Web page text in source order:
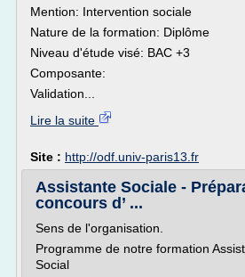
Mention: Intervention sociale
Nature de la formation: Diplôme
Niveau d'étude visé: BAC +3
Composante:
Validation...
Lire la suite
Site : http://odf.univ-paris13.fr
Assistante Sociale -
concours d’ ...
Sens de l'organisation.
Programme de notre formation
Social